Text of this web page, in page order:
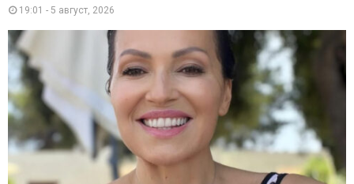
19:01 - 5 август, 2026